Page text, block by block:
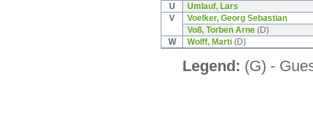
U
Umlauf, Lars
V
Voelker, Georg Sebastian
Voß, Torben Arne(D)
W
Wolff, Marti(D)
Legend: (G) -